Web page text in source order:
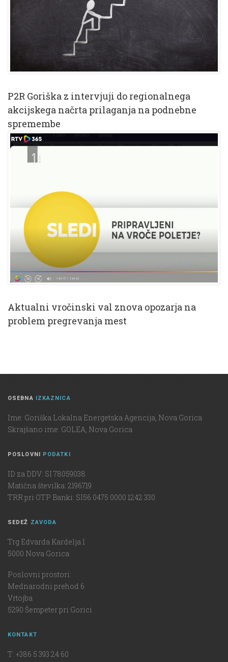
P2R Goriška z intervjuji do regionalnega
akcijskega načrta prilaganja na podnebne
spremembe
Aktualni vročinski val znova opozarja na
problem pregrevanja mest
OSEBNA IZKAZNICA
Ime: Goriška Lokalna Energetska Agencija, Nova Gorica
Skrajšano ime: GOLEA, Nova Gorica
POSLOVNI PODATKI
ID za DDV: SI 78059038
Matična številka: 2196719
TRR pri OTP Banki: SI56 0475 0000 1242 330
SEDEŽ ZAVODA
Trg Edvarda Kardelja 1
5000 Nova Gorica
Poslovni prostori:
Mednarodni prehod 6
Vrtojba
5290 Šempeter pri Gorici
KONTAKT
T: +386 5 393 24 60